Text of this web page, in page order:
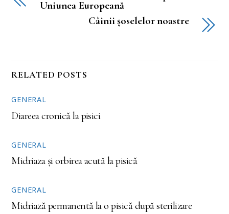
Uniunea Europeană
Câinii șoselelor noastre
RELATED POSTS
GENERAL
Diareea cronică la pisici
GENERAL
Midriaza și orbirea acută la pisică
GENERAL
Midriază permanentă la o pisică după sterilizare